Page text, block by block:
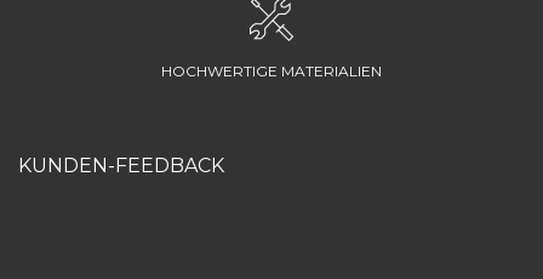
HOCHWERTIGE MATERIALIEN
KUNDEN-FEEDBACK